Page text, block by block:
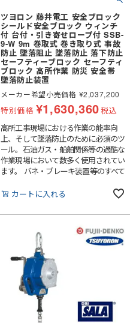
ツヨロン 藤井電工 安全ブロック
シールド安全ブロック ウィンチ
付 台付・引き寄せロープ付 SSB-
9-W 9m 巻取式 巻き取り式 事故
防止 墜落阻止 墜落防止 落下防止
セーフティーブロック セーフティ
ブロック 高所作業 防災 安全帯
墜落防止装置
メーカー希望小売価格 ¥2,037,200
特別価格 ¥1,630,360税込
高所工事現場における作業の能率向
上、そして墜落防止のために必須のツ
ール。石油ガス・船舶関係等の過酷な
作業現場において数多く使用されてい
ます。 バネ・ブレーキ装置等のすべて
物を寄せつけない密封設計により、最
でも、ハウジング内部に配慮する必要
はありません。最も過酷な環境での使
用にも耐え、究極の安全性、信頼性を
提供します。
カートに入れる